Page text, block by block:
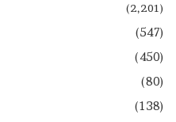
(2,201)
(547)
(450)
(80)
(138)